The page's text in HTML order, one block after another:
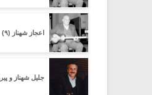
اعجاز شهناز (۹)
جلیل شهناز و